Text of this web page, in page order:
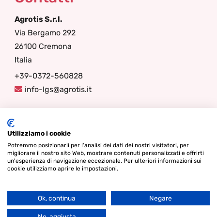
Agrotis S.r.l.
Via Bergamo 292
26100 Cremona
Italia
+39-0372-560828
info-lgs@agrotis.it
Seguici
© Diritto d'autore 2026 - Lamper Design Waddinxveen |
Utilizziamo i cookie
Potremmo posizionarli per l'analisi dei dati dei nostri visitatori, per
migliorare il nostro sito Web, mostrare contenuti personalizzati e offrirti
un'esperienza di navigazione eccezionale. Per ulteriori informazioni sui
cookie utilizziamo aprire le impostazioni.
Ok, continua Negare